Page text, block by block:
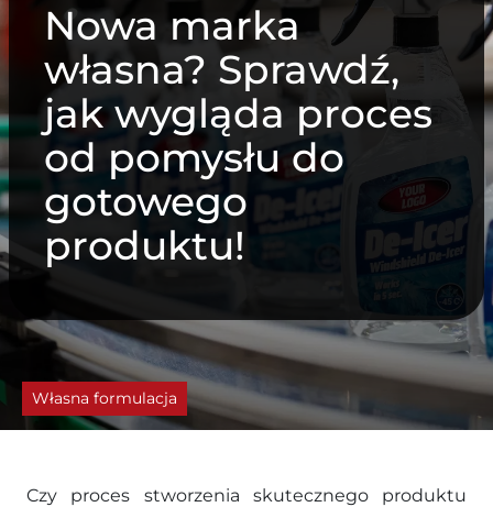
Nowa marka
własna? Sprawdź,
jak wygląda proces
od pomysłu do
gotowego
produktu!
Własna formulacja
Czy proces stworzenia skutecznego produktu